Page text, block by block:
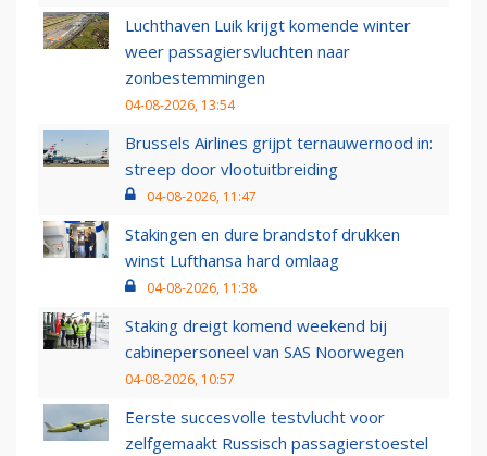
Luchthaven Luik krijgt komende winter
weer passagiersvluchten naar
zonbestemmingen
04-08-2026, 13:54
Brussels Airlines grijpt ternauwernood in:
streep door vlootuitbreiding
04-08-2026, 11:47
Stakingen en dure brandstof drukken
winst Lufthansa hard omlaag
04-08-2026, 11:38
Staking dreigt komend weekend bij
cabinepersoneel van SAS Noorwegen
04-08-2026, 10:57
Eerste succesvolle testvlucht voor
zelfgemaakt Russisch passagierstoestel